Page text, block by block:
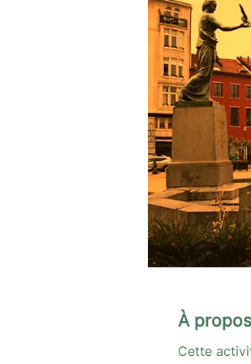
À
Cette